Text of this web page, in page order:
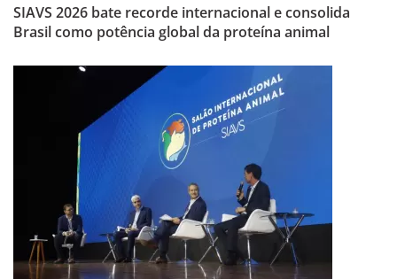
SIAVS 2026 bate recorde internacional e consolida
Brasil como potência global da proteína animal